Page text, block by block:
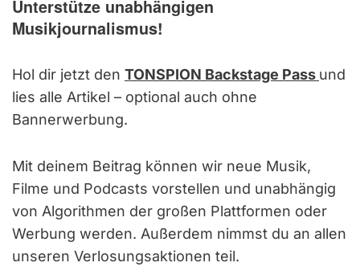
Unterstütze unabhängigen
Musikjournalismus!
Hol dir jetzt den TONSPION Backstage Pass und
lies alle Artikel – optional auch ohne
Bannerwerbung.
Mit deinem Beitrag können wir neue Musik,
Filme und Podcasts vorstellen und unabhängig
von Algorithmen der großen Plattformen oder
Werbung werden. Außerdem nimmst du an allen
unseren Verlosungsaktionen teil.